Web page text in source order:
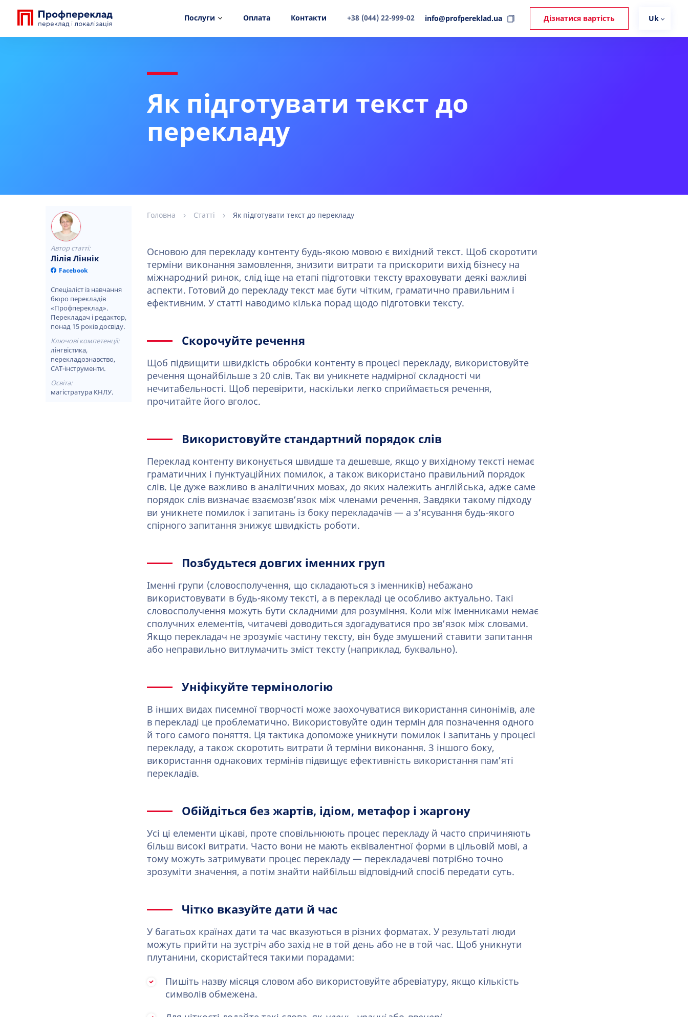
Послуги Оплата Контакти +38 (044) 22-999-02 info@profpereklad.ua Дізнатися вартість Uk
Як підготувати текст до
перекладу
Головна Статті Як підготувати текст до перекладу
Основою для перекладу контенту будь-якою мовою є вихідний текст. Щоб скоротити
терміни виконання замовлення, знизити витрати та прискорити вихід бізнесу на
міжнародний ринок, слід іще на етапі підготовки тексту враховувати деякі важливі
аспекти. Готовий до перекладу текст має бути чітким, граматично правильним і
ефективним. У статті наводимо кілька порад щодо підготовки тексту.
Скорочуйте речення
Щоб підвищити швидкість обробки контенту в процесі перекладу, використовуйте
речення щонайбільше з 20 слів. Так ви уникнете надмірної складності чи
нечитабельності. Щоб перевірити, наскільки легко сприймається речення,
прочитайте його вголос.
Використовуйте стандартний порядок слів
Переклад контенту виконується швидше та дешевше, якщо у вихідному тексті немає
граматичних і пунктуаційних помилок, а також використано правильний порядок
слів. Це дуже важливо в аналітичних мовах, до яких належить англійська, адже саме
порядок слів визначає взаємозв’язок між членами речення. Завдяки такому підходу
ви уникнете помилок і запитань із боку перекладачів — а з’ясування будь-якого
спірного запитання знижує швидкість роботи.
Позбудьтеся довгих іменних груп
Іменні групи (словосполучення, що складаються з іменників) небажано
використовувати в будь-якому тексті, а в перекладі це особливо актуально. Такі
словосполучення можуть бути складними для розуміння. Коли між іменниками немає
сполучних елементів, читачеві доводиться здогадуватися про зв’язок між словами.
Якщо перекладач не зрозуміє частину тексту, він буде змушений ставити запитання
або неправильно витлумачить зміст тексту (наприклад, буквально).
Уніфікуйте термінологію
В інших видах писемної творчості може заохочуватися використання синонімів, але
в перекладі це проблематично. Використовуйте один термін для позначення одного
й того самого поняття. Ця тактика допоможе уникнути помилок і запитань у процесі
перекладу, а також скоротить витрати й терміни виконання. З іншого боку,
використання однакових термінів підвищує ефективність використання пам’яті
перекладів.
Обійдіться без жартів, ідіом, метафор і жаргону
Усі ці елементи цікаві, проте сповільнюють процес перекладу й часто спричиняють
більш високі витрати. Часто вони не мають еквівалентної форми в цільовій мові, а
тому можуть затримувати процес перекладу — перекладачеві потрібно точно
зрозуміти значення, а потім знайти найбільш відповідний спосіб передати суть.
Чітко вказуйте дати й час
У багатьох країнах дати та час вказуються в різних форматах. У результаті люди
можуть прийти на зустріч або захід не в той день або не в той час. Щоб уникнути
плутанини, скористайтеся такими порадами:
Пишіть назву місяця словом або використовуйте абревіатуру, якщо кількість
символів обмежена.
Автор статті:
Лілія Ліннік
Facebook
Спеціаліст із навчання
бюро перекладів
«Профпереклад».
Перекладач і редактор,
понад 15 років досвіду.
Ключові компетенції:
лінгвістика,
перекладознавство,
CAT-інструменти.
Освіта:
магістратура КНЛУ.